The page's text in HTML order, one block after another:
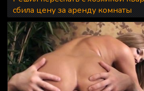
сбила цену за аренду комнаты